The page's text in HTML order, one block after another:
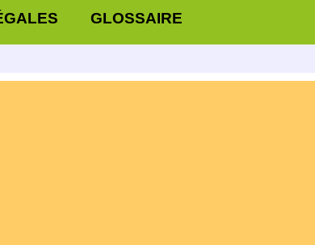
GLOSSAIRE